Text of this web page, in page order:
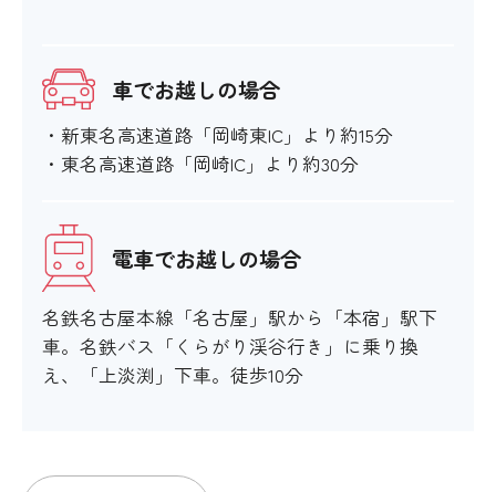
〇
階段の手すり
エレベーター
×
エスカレーター
車でお越しの場合
・新東名高速道路「岡崎東IC」より約15分
・東名高速道路「岡崎IC」より約30分
電車でお越しの場合
名鉄名古屋本線「名古屋」駅から「本宿」駅下
車。名鉄バス「くらがり渓谷行き」に乗り換
え、「上淡渕」下車。徒歩10分